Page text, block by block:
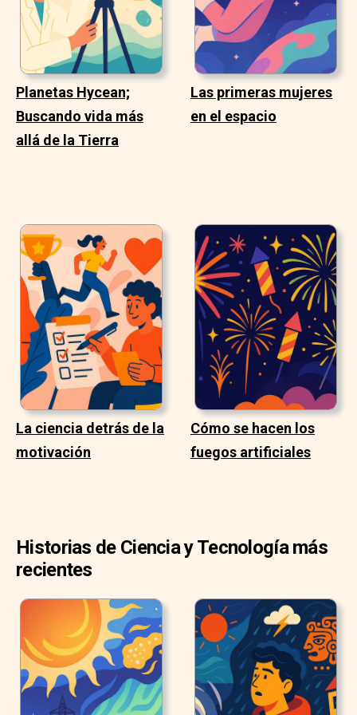
Planetas Hycean;
Buscando vida más
allá de la Tierra
Las primeras mujeres
en el espacio
La ciencia detrás de la
motivación
Cómo se hacen los
fuegos artificiales
Historias de Ciencia y Tecnología más
recientes